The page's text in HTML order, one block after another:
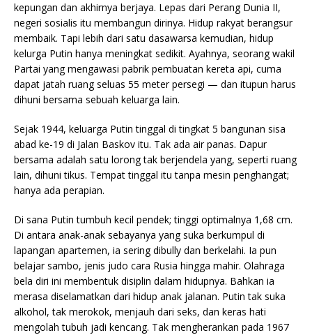
kepungan dan akhirnya berjaya. Lepas dari Perang Dunia II,
negeri sosialis itu membangun dirinya. Hidup rakyat berangsur
membaik. Tapi lebih dari satu dasawarsa kemudian, hidup
kelurga Putin hanya meningkat sedikit. Ayahnya, seorang wakil
Partai yang mengawasi pabrik pembuatan kereta api, cuma
dapat jatah ruang seluas 55 meter persegi — dan itupun harus
dihuni bersama sebuah keluarga lain.
Sejak 1944, keluarga Putin tinggal di tingkat 5 bangunan sisa
abad ke-19 di Jalan Baskov itu. Tak ada air panas. Dapur
bersama adalah satu lorong tak berjendela yang, seperti ruang
lain, dihuni tikus. Tempat tinggal itu tanpa mesin penghangat;
hanya ada perapian.
Di sana Putin tumbuh kecil pendek; tinggi optimalnya 1,68 cm.
Di antara anak-anak sebayanya yang suka berkumpul di
lapangan apartemen, ia sering dibully dan berkelahi. Ia pun
belajar sambo, jenis judo cara Rusia hingga mahir. Olahraga
bela diri ini membentuk disiplin dalam hidupnya. Bahkan ia
merasa diselamatkan dari hidup anak jalanan. Putin tak suka
alkohol, tak merokok, menjauh dari seks, dan keras hati
mengolah tubuh jadi kencang. Tak mengherankan pada 1967